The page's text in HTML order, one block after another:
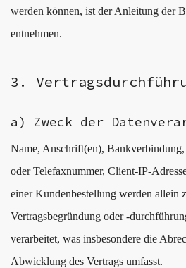
werden können, ist der Anleitung der
entnehmen.
3.
a) Zweck der
Name, Anschrift(en),
oder Telefaxnummer, Client-IP-
einer Kundenbestellung werden allein
Vertragsbegründung oder -
verarbeitet, was insbesondere die
Abwicklung des Vertrags umfasst.